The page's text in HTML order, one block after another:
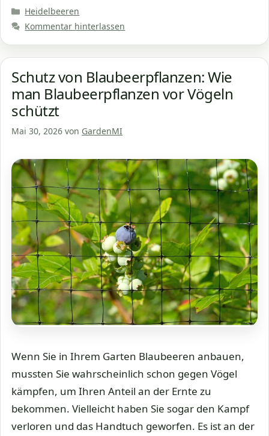
Kategorien
Heidelbeeren
Kommentar hinterlassen
Schutz von Blaubeerpflanzen: Wie
man Blaubeerpflanzen vor Vögeln
schützt
Mai 30, 2026 von GardenMI
Wenn Sie in Ihrem Garten Blaubeeren anbauen,
mussten Sie wahrscheinlich schon gegen Vögel
kämpfen, um Ihren Anteil an der Ernte zu
bekommen. Vielleicht haben Sie sogar den Kampf
verloren und das Handtuch geworfen. Es ist an der